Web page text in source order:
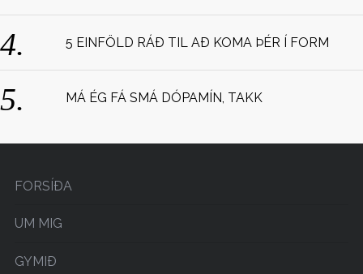
5 EINFÖLD RÁÐ TIL AÐ KOMA ÞÉR Í FORM
MÁ ÉG FÁ SMÁ DÓPAMÍN, TAKK
FORSÍÐA
UM MIG
GYMIÐ